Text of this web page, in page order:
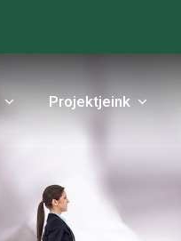
Projektjeink